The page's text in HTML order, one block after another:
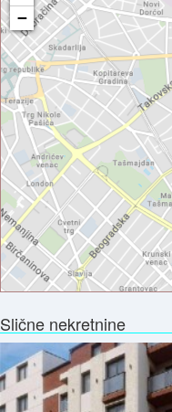
−
Slične nekretnine